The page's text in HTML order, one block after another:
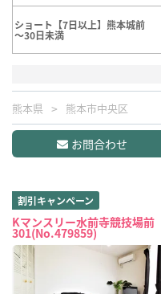
ショート【7日以上】熊本城前
～30日未満
熊本県 熊本市中央区
お問合わせ
割引キャンペーン
Kマンスリー水前寺競技場前
301(No.479859)